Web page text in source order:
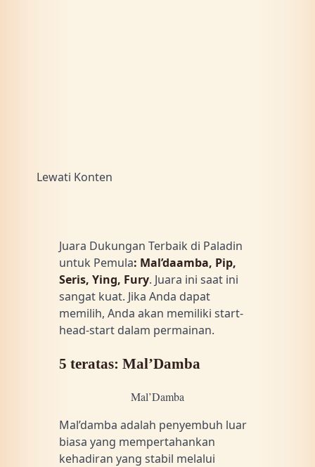
Lewati Konten
Juara Dukungan Terbaik di Paladin
untuk Pemula: Mal’daamba, Pip,
Seris, Ying, Fury. Juara ini saat ini
sangat kuat. Jika Anda dapat
memilih, Anda akan memiliki start-
head-start dalam permainan.
5 teratas: Mal’Damba
Mal’Damba
Mal’damba adalah penyembuh luar
biasa yang mempertahankan
kehadiran yang stabil melalui